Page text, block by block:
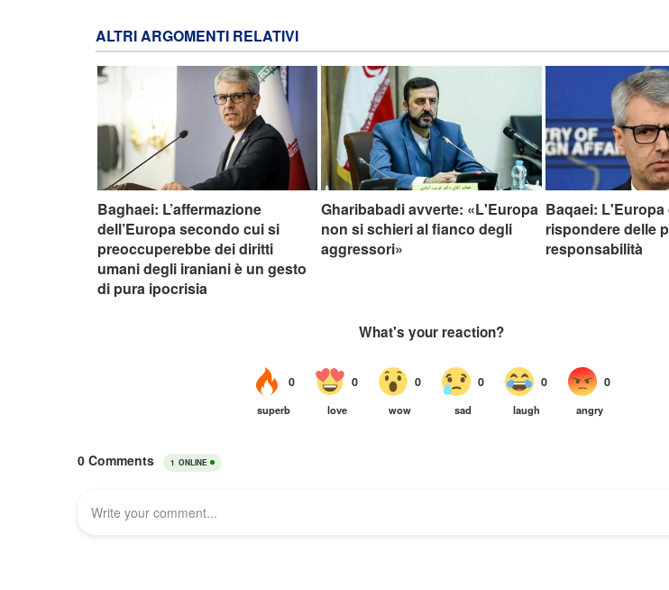
ALTRI ARGOMENTI RELATIVI
Baghaei: L’affermazione
dell’Europa secondo cui si
preoccuperebbe dei diritti
umani degli iraniani è un gesto
di pura ipocrisia
Gharibabadi avverte: «L'Europa
non si schieri al fianco degli
aggressori»
Baqaei: L'Europa
rispondere delle
responsabilità